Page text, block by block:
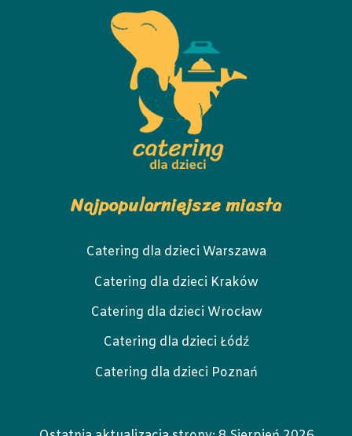
Najpopularniejsze miasta
Catering dla dzieci Warszawa
Catering dla dzieci Kraków
Catering dla dzieci Wrocław
Catering dla dzieci Łódź
Catering dla dzieci Poznań